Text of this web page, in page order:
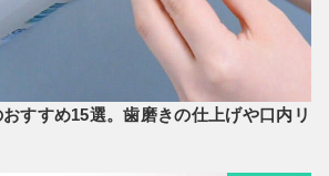
すすめ15選。歯磨きの仕上げや口内リ